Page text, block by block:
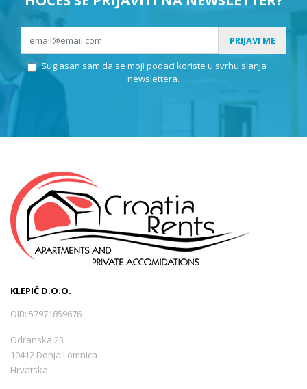
PRIJAVI ME
Suglasan sam da se moji podaci koriste u svrhu slanja
newslettera.
KLEPIĆ D.O.O.
OIB: 57971859676
Odranska 23
10412 Donja Lomnica
Hrvatska